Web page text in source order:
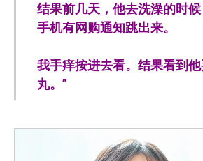
结果前几天，他去洗澡的时
手机有网购通知跳出来。
我手痒按进去看。结果看到
丸。”